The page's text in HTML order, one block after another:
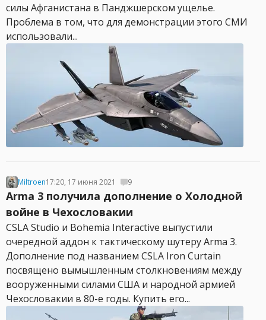
силы Афганистана в Панджшерском ущелье.
Проблема в том, что для демонстрации этого СМИ
использовали...
Miltroen17:20, 17 июня 2021 9
Arma 3 получила дополнение о Холодной
войне в Чехословакии
CSLA Studio и Bohemia Interactive выпустили
очередной аддон к тактическому шутеру Arma 3.
Дополнение под названием CSLA Iron Curtain
посвящено вымышленным столкновениям между
вооруженными силами США и народной армией
Чехословакии в 80-е годы. Купить его...